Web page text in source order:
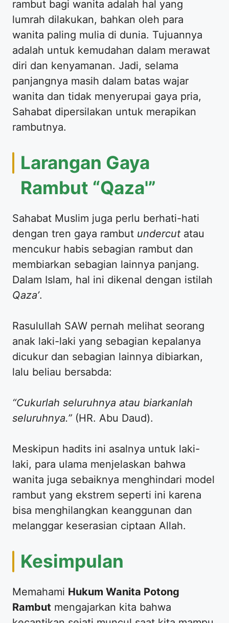
rambut bagi wanita adalah hal yang
lumrah dilakukan, bahkan oleh para
wanita paling mulia di dunia. Tujuannya
adalah untuk kemudahan dalam merawat
diri dan kenyamanan. Jadi, selama
panjangnya masih dalam batas wajar
wanita dan tidak menyerupai gaya pria,
Sahabat dipersilakan untuk merapikan
rambutnya.
​Larangan Gaya
Rambut “Qaza'”
​Sahabat Muslim juga perlu berhati-hati
dengan tren gaya rambut undercut atau
mencukur habis sebagian rambut dan
membiarkan sebagian lainnya panjang.
Dalam Islam, hal ini dikenal dengan istilah
Qaza’.
​Rasulullah SAW pernah melihat seorang
anak laki-laki yang sebagian kepalanya
dicukur dan sebagian lainnya dibiarkan,
lalu beliau bersabda:
“Cukurlah seluruhnya atau biarkanlah
seluruhnya.” (HR. Abu Daud).
​Meskipun hadits ini asalnya untuk laki-
laki, para ulama menjelaskan bahwa
wanita juga sebaiknya menghindari model
rambut yang ekstrem seperti ini karena
bisa menghilangkan keanggunan dan
melanggar keserasian ciptaan Allah.
​Kesimpulan
​Memahami Hukum Wanita Potong
Rambut mengajarkan kita bahwa